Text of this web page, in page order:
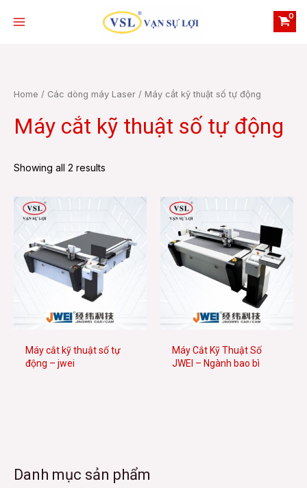
Danh mục sản phẩm
Home / Các dòng máy Laser / Máy cắt kỹ thuật số tự động
Máy cắt kỹ thuật số tự động
Showing all 2 results
Máy cắt kỹ thuật số tự
động – jwei
Máy Cắt Kỹ Thuật Số
JWEI – Ngành bao bì